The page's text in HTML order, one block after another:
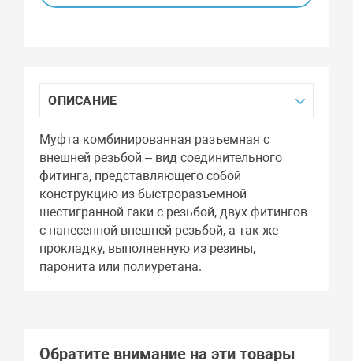
ОПИСАНИЕ
Муфта комбинированная разъемная с
внешней резьбой – вид соединительного
фитинга, представляющего собой
конструкцию из быстроразъемной
шестигранной гаки с резьбой, двух фитингов
с нанесенной внешней резьбой, а так же
прокладку, выполненную из резины,
паронита или полиуретана.
Обратите внимание на эти товары